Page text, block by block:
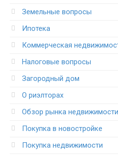
Земельные вопросы
Ипотека
Коммерческая
Налоговые вопросы
Загородный дом
О риэлторах
Обзор рынка недвижимости
Покупка в новостройке
Покупка недвижимости